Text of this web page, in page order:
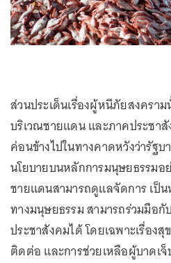
ส่วนประเด็นเรื่องผู้หนีภัยสงครา
บริเวณชายแดน และภาคประชา
ค่อนข้างไปในทางคาดหวังว่ารัฐ
นโยบายบนหลักการมนุษยธรรมอ
ชายแดนสามารถดูแลจัดการ เป็
ทางมนุษยธรรม สามารถร่วมมือ
ประชาสังคมได้ โดยเฉพาะเรื่อง
ติดต่อ และการช่วยเหลือผู้บาดเ